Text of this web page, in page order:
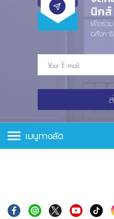
นิกส์
เพื่อร่ว
อสังหา
เมนูทางลัด